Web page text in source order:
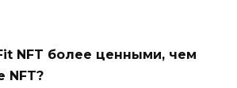
NFT более ценными, чем
NFT?